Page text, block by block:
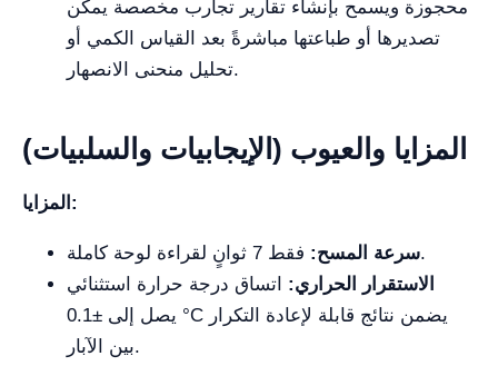
محجوزة ويسمح بإنشاء تقارير تجارب مخصصة يمكن
تصديرها أو طباعتها مباشرةً بعد القياس الكمي أو
تحليل منحنى الانصهار.
المزايا والعيوب (الإيجابيات والسلبيات)
المزايا:
سرعة المسح:فقط 7 ثوانٍ لقراءة لوحة كاملة.
الاستقرار الحراري: اتساق درجة حرارة استثنائي
يصل إلى ±0.1 °C يضمن نتائج قابلة لإعادة التكرار
بين الآبار.